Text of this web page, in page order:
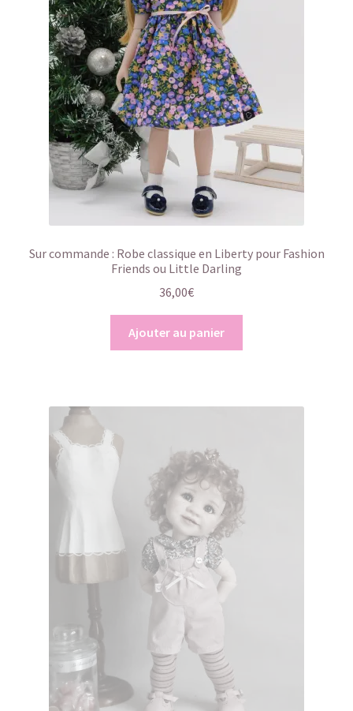
Sur commande : Robe classique en Liberty pour Fashion
Friends ou Little Darling
36,00€
Ajouter au panier